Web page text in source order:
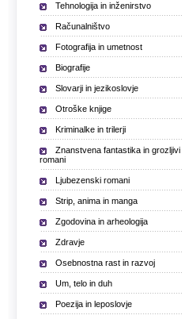
Tehnologija in inženirstvo
Računalništvo
Fotografija in umetnost
Biografije
Slovarji in jezikoslovje
Otroške knjige
Kriminalke in trilerji
Znanstvena fantastika in grozljivi
romani
Ljubezenski romani
Strip, anima in manga
Zgodovina in arheologija
Zdravje
Osebnostna rast in razvoj
Um, telo in duh
Poezija in leposlovje